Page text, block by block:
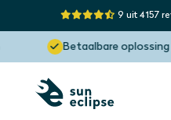
9 uit 4157
Betaalbare oplossing